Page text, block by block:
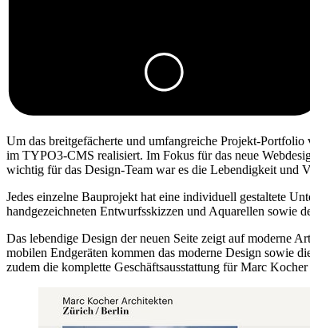
Um das breitgefächerte und umfangreiche Projekt-
im TYPO3-CMS realisiert. Im Fokus für das neue
wichtig für das Design-Team war es die Lebendigkeit und
Jedes einzelne Bauprojekt hat eine individuell gestaltete
handgezeichneten Entwurfsskizzen und Aquarellen sowie
Das lebendige Design der neuen Seite zeigt auf moderne
mobilen Endgeräten kommen das moderne Design sowie
zudem die komplette Geschäftsausstattung für Marc